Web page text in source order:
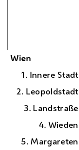
Wien
1. Innere Stadt
2. Leopoldstadt
3. Landstraße
4. Wieden
5. Margareten